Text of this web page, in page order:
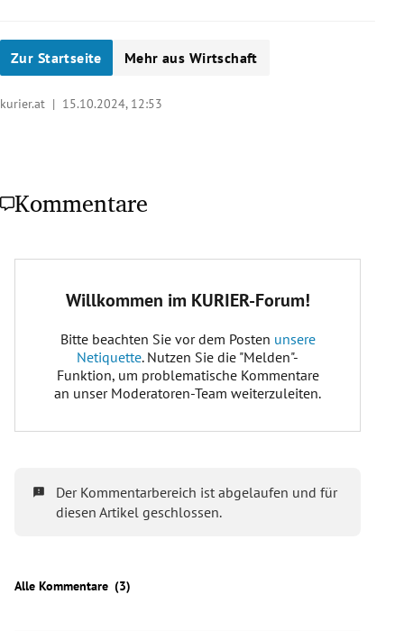
Zur Startseite Mehr aus Wirtschaft
kurier.at | 15.10.2024, 12:53
Kommentare